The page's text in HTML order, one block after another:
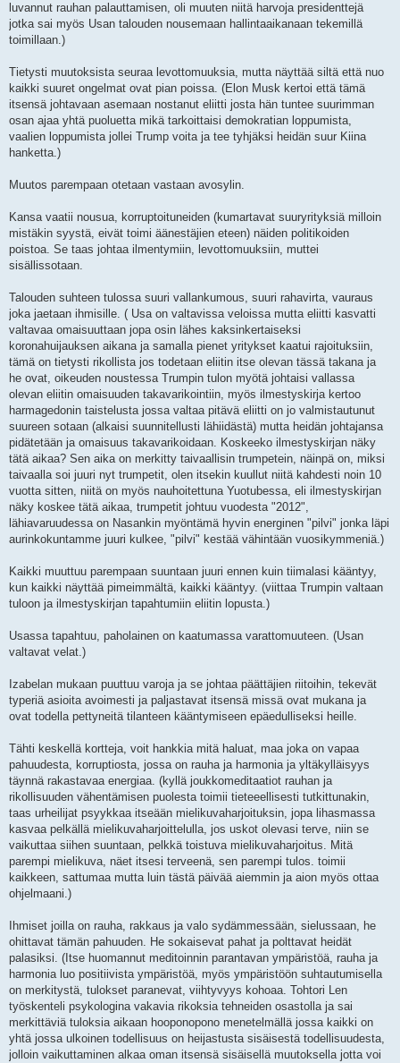
luvannut rauhan palauttamisen, oli muuten niitä harvoja presidenttejä
jotka sai myös Usan talouden nousemaan hallintaaikanaan tekemillä
toimillaan.)
Tietysti muutoksista seuraa levottomuuksia, mutta näyttää siltä että nuo
kaikki suuret ongelmat ovat pian poissa. (Elon Musk kertoi että tämä
itsensä johtavaan asemaan nostanut eliitti josta hän tuntee suurimman
osan ajaa yhtä puoluetta mikä tarkoittaisi demokratian loppumista,
vaalien loppumista jollei Trump voita ja tee tyhjäksi heidän suur Kiina
hanketta.)
Muutos parempaan otetaan vastaan avosylin.
Kansa vaatii nousua, korruptoituneiden (kumartavat suuryrityksiä milloin
mistäkin syystä, eivät toimi äänestäjien eteen) näiden politikoiden
poistoa. Se taas johtaa ilmentymiin, levottomuuksiin, muttei
sisällissotaan.
Talouden suhteen tulossa suuri vallankumous, suuri rahavirta, vauraus
joka jaetaan ihmisille. ( Usa on valtavissa veloissa mutta eliitti kasvatti
valtavaa omaisuuttaan jopa osin lähes kaksinkertaiseksi
koronahuijauksen aikana ja samalla pienet yritykset kaatui rajoituksiin,
tämä on tietysti rikollista jos todetaan eliitin itse olevan tässä takana ja
he ovat, oikeuden noustessa Trumpin tulon myötä johtaisi vallassa
olevan eliitin omaisuuden takavarikointiin, myös ilmestyskirja kertoo
harmagedonin taistelusta jossa valtaa pitävä eliitti on jo valmistautunut
suureen sotaan (alkaisi suunnitellusti lähiidästä) mutta heidän johtajansa
pidätetään ja omaisuus takavarikoidaan. Koskeeko ilmestyskirjan näky
tätä aikaa? Sen aika on merkitty taivaallisin trumpetein, näinpä on, miksi
taivaalla soi juuri nyt trumpetit, olen itsekin kuullut niitä kahdesti noin 10
vuotta sitten, niitä on myös nauhoitettuna Yuotubessa, eli ilmestyskirjan
näky koskee tätä aikaa, trumpetit johtuu vuodesta "2012",
lähiavaruudessa on Nasankin myöntämä hyvin energinen "pilvi" jonka läpi
aurinkokuntamme juuri kulkee, "pilvi" kestää vähintään vuosikymmeniä.)
Kaikki muuttuu parempaan suuntaan juuri ennen kuin tiimalasi kääntyy,
kun kaikki näyttää pimeimmältä, kaikki kääntyy. (viittaa Trumpin valtaan
tuloon ja ilmestyskirjan tapahtumiin eliitin lopusta.)
Usassa tapahtuu, paholainen on kaatumassa varattomuuteen. (Usan
valtavat velat.)
Izabelan mukaan puuttuu varoja ja se johtaa päättäjien riitoihin, tekevät
typeriä asioita avoimesti ja paljastavat itsensä missä ovat mukana ja
ovat todella pettyneitä tilanteen kääntymiseen epäedulliseksi heille.
Tähti keskellä kortteja, voit hankkia mitä haluat, maa joka on vapaa
pahuudesta, korruptiosta, jossa on rauha ja harmonia ja yltäkylläisyys
täynnä rakastavaa energiaa. (kyllä joukkomeditaatiot rauhan ja
rikollisuuden vähentämisen puolesta toimii tieteeellisesti tutkittunakin,
taas urheilijat psyykkaa itseään mielikuvaharjoituksin, jopa lihasmassa
kasvaa pelkällä mielikuvaharjoittelulla, jos uskot olevasi terve, niin se
vaikuttaa siihen suuntaan, pelkkä toistuva mielikuvaharjoitus. Mitä
parempi mielikuva, näet itsesi terveenä, sen parempi tulos. toimii
kaikkeen, sattumaa mutta luin tästä päivää aiemmin ja aion myös ottaa
ohjelmaani.)
Ihmiset joilla on rauha, rakkaus ja valo sydämmessään, sielussaan, he
ohittavat tämän pahuuden. He sokaisevat pahat ja polttavat heidät
palasiksi. (Itse huomannut meditoinnin parantavan ympäristöä, rauha ja
harmonia luo positiivista ympäristöä, myös ympäristöön suhtautumisella
on merkitystä, tulokset paranevat, viihtyvyys kohoaa. Tohtori Len
työskenteli psykologina vakavia rikoksia tehneiden osastolla ja sai
merkittäviä tuloksia aikaan hooponopono menetelmällä jossa kaikki on
yhtä jossa ulkoinen todellisuus on heijastusta sisäisestä todellisuudesta,
jolloin vaikuttaminen alkaa oman itsensä sisäisellä muutoksella jotta voi